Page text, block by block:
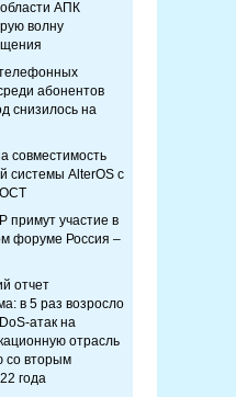
АПК
волну
абонентов
снизилось на
совместимость
системы AlterOS с
примут участие в
форуме Россия –
отчет
в 5 раз возросло
атак на
отрасль
со вторым
года